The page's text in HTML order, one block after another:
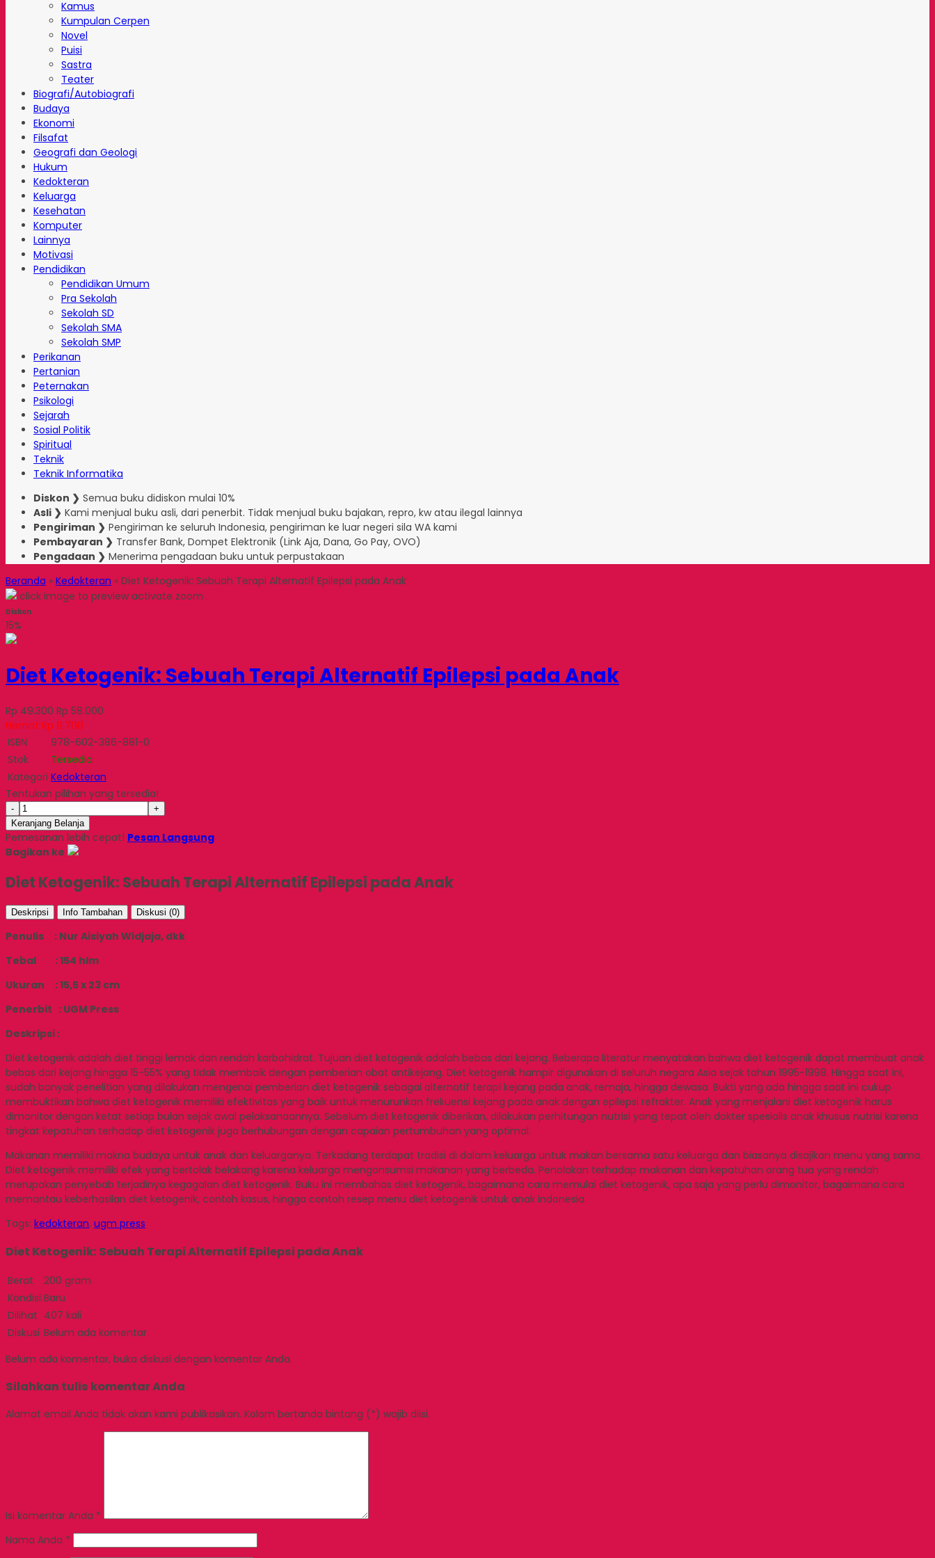
Kamus
Kumpulan Cerpen
Novel
Puisi
Sastra
Teater
Biografi/Autobiografi
Budaya
Ekonomi
Filsafat
Geografi dan Geologi
Hukum
Kedokteran
Keluarga
Kesehatan
Komputer
Lainnya
Motivasi
Pendidikan
Pendidikan Umum
Pra Sekolah
Sekolah SD
Sekolah SMA
Sekolah SMP
Perikanan
Pertanian
Peternakan
Psikologi
Sejarah
Sosial Politik
Spiritual
Teknik
Teknik Informatika
Diskon ❯ Semua buku didiskon mulai 10%
Asli ❯ Kami menjual buku asli, dari penerbit. Tidak menjual buku bajakan, repro, kw atau ilegal lainnya
Pengiriman ❯ Pengiriman ke seluruh Indonesia, pengiriman ke luar negeri sila WA kami
Pembayaran ❯ Transfer Bank, Dompet Elektronik (Link Aja, Dana, Go Pay, OVO)
Pengadaan ❯ Menerima pengadaan buku untuk perpustakaan
Beranda » Kedokteran » Diet Ketogenik: Sebuah Terapi Alternatif Epilepsi pada Anak
click image to preview activate zoom
Diskon
15%
Diet Ketogenik: Sebuah Terapi Alternatif Epilepsi pada Anak
Rp 49.300 Rp 58.000
Hemat Rp 8.700
ISBN
978-602-386-881-0
Stok
Tersedia
Kategori Kedokteran
Tentukan pilihan yang tersedia!
-
+
Keranjang Belanja
Pemesanan lebih cepat! Pesan Langsung
Bagikan ke
Diet Ketogenik: Sebuah Terapi Alternatif Epilepsi pada Anak
Deskripsi Info Tambahan Diskusi (0)
Penulis : Nur Aisiyah Widjaja, dkk
Tebal : 154 hlm
Ukuran : 15,5 x 23 cm
Penerbit : UGM Press
Deskripsi :
Diet ketogenik adalah diet tinggi lemak dan rendah karbohidrat. Tujuan diet ketogenik adalah bebas dari kejang. Beberapa literatur menyatakan bahwa diet ketogenik dapat membuat anak
bebas dari kejang hingga 15-55% yang tidak membaik dengan pemberian obat antikejang. Diet ketogenik hampir digunakan di seluruh negara Asia sejak tahun 1995-1998. Hingga saat ini,
sudah banyak penelitian yang dilakukan mengenai pemberian diet ketogenik sebagai alternatif terapi kejang pada anak, remaja, hingga dewasa. Bukti yang ada hingga saat ini cukup
membuktikan bahwa diet ketogenik memiliki efektivitas yang baik untuk menurunkan frekuensi kejang pada anak dengan epilepsi refrakter. Anak yang menjalani diet ketogenik harus
dimonitor dengan ketat setiap bulan sejak awal pelaksanaannya. Sebelum diet ketogenik diberikan, dilakukan perhitungan nutrisi yang tepat oleh dokter spesialis anak khusus nutrisi karena
tingkat kepatuhan terhadap diet ketogenik juga berhubungan dengan capaian pertumbuhan yang optimal.
Makanan memiliki makna budaya untuk anak dan keluarganya. Terkadang terdapat tradisi di dalam keluarga untuk makan bersama satu keluarga dan biasanya disajikan menu yang sama.
Diet ketogenik memiliki efek yang bertolak belakang karena keluarga mengonsumsi makanan yang berbeda. Penolakan terhadap makanan dan kepatuhan orang tua yang rendah
merupakan penyebab terjadinya kegagalan diet ketogenik. Buku ini membahas diet ketogenik, bagaimana cara memulai diet ketogenik, apa saja yang perlu dimonitor, bagaimana cara
memantau keberhasilan diet ketogenik, contoh kasus, hingga contoh resep menu diet ketogenik untuk anak indonesia.
Tags: kedokteran, ugm press
Diet Ketogenik: Sebuah Terapi Alternatif Epilepsi pada Anak
Berat
200 gram
Kondisi Baru
Dilihat 407 kali
Diskusi Belum ada komentar
Belum ada komentar, buka diskusi dengan komentar Anda.
Silahkan tulis komentar Anda
Alamat email Anda tidak akan kami publikasikan. Kolom bertanda bintang (*) wajib diisi.
Isi komentar Anda *
Nama Anda *